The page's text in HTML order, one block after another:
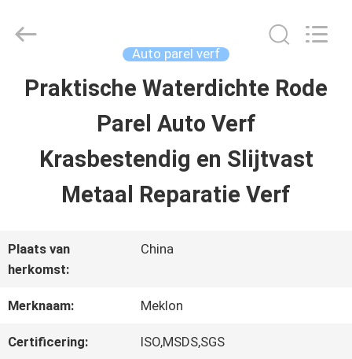
THUIS
PRODUCTEN
VIDEOS
OVER
ONS
Meklon
Auto parel verf
Praktische Waterdichte Rode
Parel Auto Verf
Krasbestendig en Slijtvast
Metaal Reparatie Verf
Plaats van
herkomst:
China
Merknaam: Meklon
Certificering: ISO,MSDS,SGS